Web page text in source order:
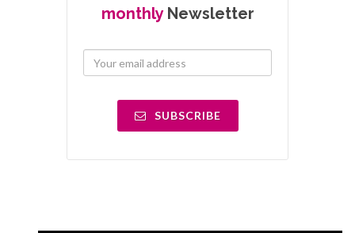
monthlyNewsletter
SUBSCRIBE